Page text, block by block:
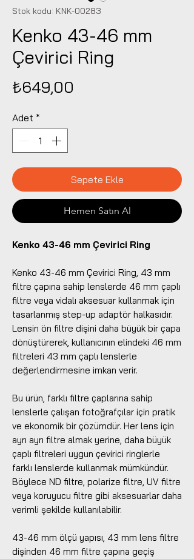
Stok kodu: KNK-00283
Kenko 43-46 mm
Çevirici Ring
₺649,00
Adet *
Sepete Ekle
Hemen Satın Al
Kenko 43-46 mm Çevirici Ring
Kenko 43-46 mm Çevirici Ring, 43 mm
filtre çapına sahip lenslerde 46 mm çaplı
filtre veya vidalı aksesuar kullanmak için
tasarlanmış step-up adaptör halkasıdır.
Lensin ön filtre dişini daha büyük bir çapa
dönüştürerek, kullanıcının elindeki 46 mm
filtreleri 43 mm çaplı lenslerle
değerlendirmesine imkan verir.
Bu ürün, farklı filtre çaplarına sahip
lenslerle çalışan fotoğrafçılar için pratik
ve ekonomik bir çözümdür. Her lens için
ayrı ayrı filtre almak yerine, daha büyük
çaplı filtreleri uygun çevirici ringlerle
farklı lenslerde kullanmak mümkündür.
Böylece ND filtre, polarize filtre, UV filtre
veya koruyucu filtre gibi aksesuarlar daha
verimli şekilde kullanılabilir.
43-46 mm ölçü yapısı, 43 mm lens filtre
dişinden 46 mm filtre çapına geçiş